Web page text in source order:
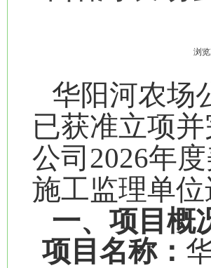
浏览
华阳河农场
已获准立项
公司2026年
施工监理单
一、项目概
项目名称：